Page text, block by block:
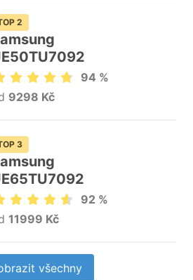
2
94 %
9298 Kč
3
92 %
11999 Kč
všechny